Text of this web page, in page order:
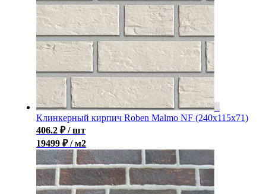
Клинкерный кирпич Roben Malmo NF (240x115x71)
406.2 ₽ / шт
19499 ₽ / м2